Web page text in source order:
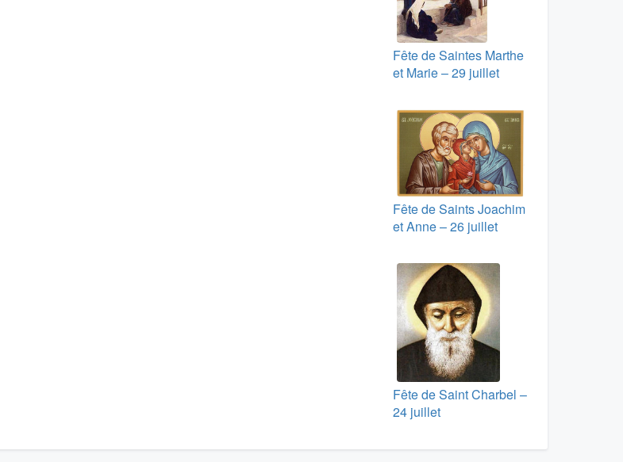
Fête de Saintes Marthe
et Marie – 29 juillet
Fête de Saints Joachim
et Anne – 26 juillet
Fête de Saint Charbel –
24 juillet